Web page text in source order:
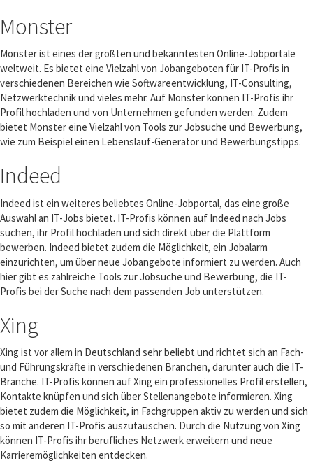
Monster
Monster ist eines der größten und bekanntesten Online-Jobportale
weltweit. Es bietet eine Vielzahl von Jobangeboten für IT-Profis in
verschiedenen Bereichen wie Softwareentwicklung, IT-Consulting,
Netzwerktechnik und vieles mehr. Auf Monster können IT-Profis ihr
Profil hochladen und von Unternehmen gefunden werden. Zudem
bietet Monster eine Vielzahl von Tools zur Jobsuche und Bewerbung,
wie zum Beispiel einen Lebenslauf-Generator und Bewerbungstipps.
Indeed
Indeed ist ein weiteres beliebtes Online-Jobportal, das eine große
Auswahl an IT-Jobs bietet. IT-Profis können auf Indeed nach Jobs
suchen, ihr Profil hochladen und sich direkt über die Plattform
bewerben. Indeed bietet zudem die Möglichkeit, ein Jobalarm
einzurichten, um über neue Jobangebote informiert zu werden. Auch
hier gibt es zahlreiche Tools zur Jobsuche und Bewerbung, die IT-
Profis bei der Suche nach dem passenden Job unterstützen.
Xing
Xing ist vor allem in Deutschland sehr beliebt und richtet sich an Fach-
und Führungskräfte in verschiedenen Branchen, darunter auch die IT-
Branche. IT-Profis können auf Xing ein professionelles Profil erstellen,
Kontakte knüpfen und sich über Stellenangebote informieren. Xing
bietet zudem die Möglichkeit, in Fachgruppen aktiv zu werden und sich
so mit anderen IT-Profis auszutauschen. Durch die Nutzung von Xing
können IT-Profis ihr berufliches Netzwerk erweitern und neue
Karrieremöglichkeiten entdecken.